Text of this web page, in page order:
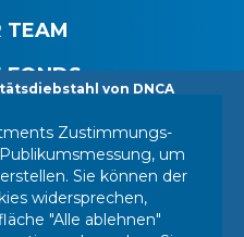
von DNCA
von Natixis Investment
aufmerksam, dass ihre
ansässigen Personen oder
eine Gesellschaft, die sich als
dem Namen "Influx Finance"
beziehen sich in
TEAM
FONDS
ANLAGERICHTLINIEN
DATEN
SEITENVERZEICHNIS
Zustimmungs-
um
Sie können der
widersprechen,
"Alle ablehnen"